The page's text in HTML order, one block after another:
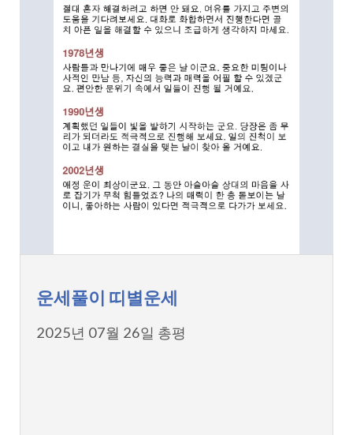
운세풀이 띠별운세
2025년 07월 26일 총평